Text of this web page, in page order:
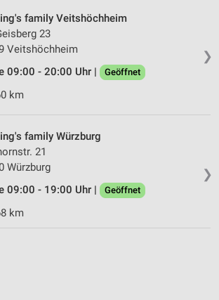
❯
family Veitshöchheim
23
Veitshöchheim
09:00 - 20:00 Uhr |
Geöffnet
km
❯
family Würzburg
21
Würzburg
09:00 - 19:00 Uhr |
Geöffnet
km